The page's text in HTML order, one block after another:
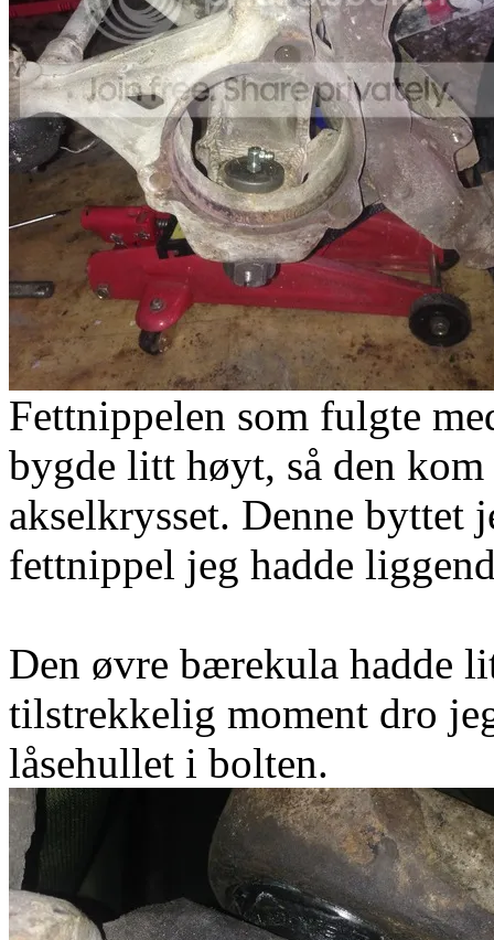
Fettnippelen som fulgte
bygde litt høyt, så den
akselkrysset. Denne byttet
fettnippel jeg hadde
Den øvre bærekula hadde
tilstrekkelig moment dro
låsehullet i bolten.